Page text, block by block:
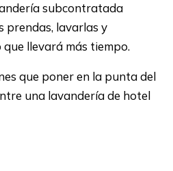
subcontratada
prendas, lavarlas y
llevará más tiempo.
que poner en la punta del
una lavandería de hotel